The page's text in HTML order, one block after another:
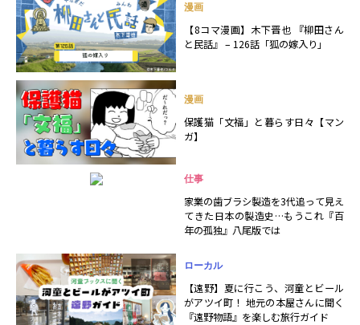
漫画
【8コマ漫画】木下晋也 『柳田さん
と民話』 – 126話「狐の嫁入り」
漫画
保護猫「文福」と暮らす日々【マン
ガ】
仕事
家業の歯ブラシ製造を3代追って見え
てきた日本の製造史…もうこれ『百
年の孤独』八尾版では
ローカル
【遠野】夏に行こう、河童とビール
がアツイ町！ 地元の本屋さんに聞く
『遠野物語』を楽しむ旅行ガイド